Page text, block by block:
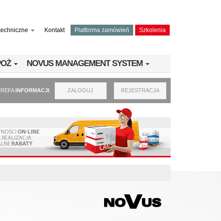
Kontakt Platforma zamówień Szkolenia
NOVUS MANAGEMENT SYSTEM
INFORMACJI ZALOGUJ REJESTRACJA